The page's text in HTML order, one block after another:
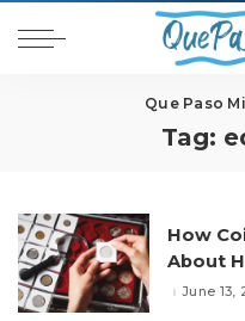
Que Paso
Tag:
How
About
June 13,